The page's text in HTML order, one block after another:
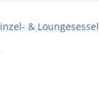
& Loungesessel